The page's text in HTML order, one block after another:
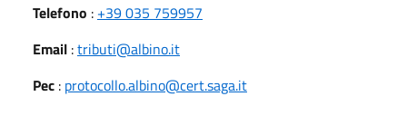
Telefono : +39 035 759957
Email :tributi@albino.it
Pec : protocollo.albino@cert.saga.it